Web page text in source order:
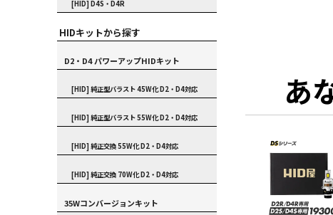
[HID] D4S・D4R
HIDキットから探す
D2・D4 パワーアップHIDキット
[HID] 純正型バラスト 45W化 D2・D4対応
[HID] 純正型バラスト 55W化 D2・D4対応
[HID] 純正交換 55W化 D2・D4対応
[HID] 純正交換 70W化 D2・D4対応
35Wコンバージョンキット
あ